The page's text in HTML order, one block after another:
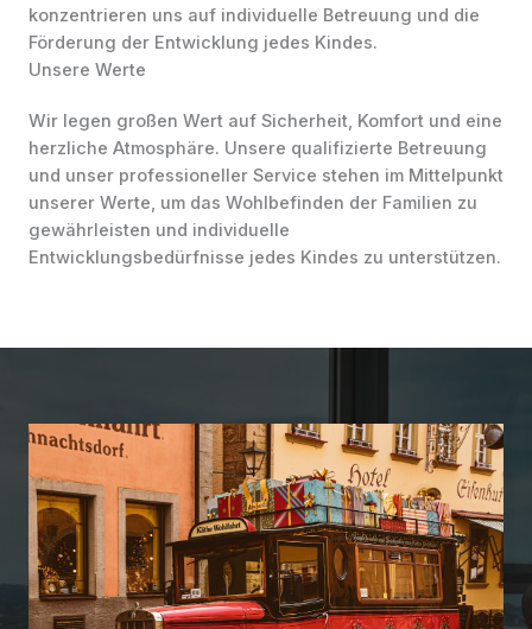
konzentrieren uns auf individuelle Betreuung und die
Förderung der Entwicklung jedes Kindes.
Unsere Werte
Wir legen großen Wert auf Sicherheit, Komfort und eine
herzliche Atmosphäre. Unsere qualifizierte Betreuung
und unser professioneller Service stehen im Mittelpunkt
unserer Werte, um das Wohlbefinden der Familien zu
gewährleisten und individuelle
Entwicklungsbedürfnisse jedes Kindes zu unterstützen.